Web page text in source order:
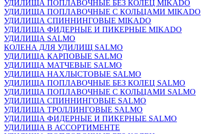
УДИЛИЩА ПОПЛАВОЧНЫЕ БЕЗ КОЛЕЦ MIKADO
УДИЛИЩА ПОПЛАВОЧНЫЕ С КОЛЬЦАМИ MIKADO
УДИЛИЩА СПИННИНГОВЫЕ MIKADO
УДИЛИЩА ФИДЕРНЫЕ И ПИКЕРНЫЕ MIKADO
УДИЛИЩА SALMO
КОЛЕНА ДЛЯ УДИЛИЩ SALMO
УДИЛИЩА КАРПОВЫЕ SALMO
УДИЛИЩА МАТЧЕВЫЕ SALMO
УДИЛИЩА НАХЛЫСТОВЫЕ SALMO
УДИЛИЩА ПОПЛАВОЧНЫЕ БЕЗ КОЛЕЦ SALMO
УДИЛИЩА ПОПЛАВОЧНЫЕ С КОЛЬЦАМИ SALMO
УДИЛИЩА СПИННИНГОВЫЕ SALMO
УДИЛИЩА ТРОЛЛИНГОВЫЕ SALMO
УДИЛИЩА ФИДЕРНЫЕ И ПИКЕРНЫЕ SALMO
УДИЛИЩА В АССОРТИМЕНТЕ